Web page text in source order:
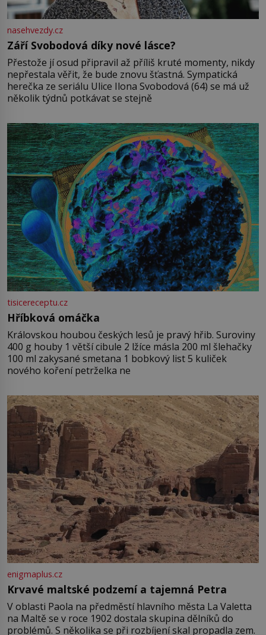
nasehvezdy.cz
Září Svobodová díky nové lásce?
Přestože jí osud připravil až příliš kruté momenty, nikdy
nepřestala věřit, že bude znovu šťastná. Sympatická
herečka ze seriálu Ulice Ilona Svobodová (64) se má už
několik týdnů potkávat se stejně
tisicereceptu.cz
Hříbková omáčka
Královskou houbou českých lesů je pravý hřib. Suroviny
400 g houby 1 větší cibule 2 lžíce másla 200 ml šlehačky
100 ml zakysané smetana 1 bobkový list 5 kuliček
nového koření petrželka ne
enigmaplus.cz
Krvavé maltské podzemí a tajemná Petra
V oblasti Paola na předměstí hlavního města La Valetta
na Maltě se v roce 1902 dostala skupina dělníků do
problémů. S několika se při rozbíjení skal propadla zem.